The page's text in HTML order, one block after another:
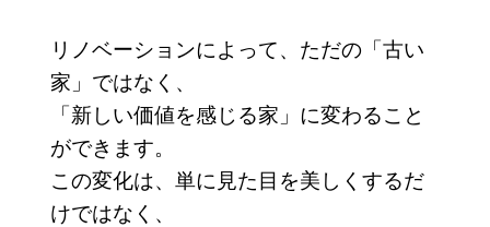
リノベーションによって、ただの「古い
家」ではなく、
「新しい価値を感じる家」に変わること
ができます。
この変化は、単に見た目を美しくするだ
けではなく、